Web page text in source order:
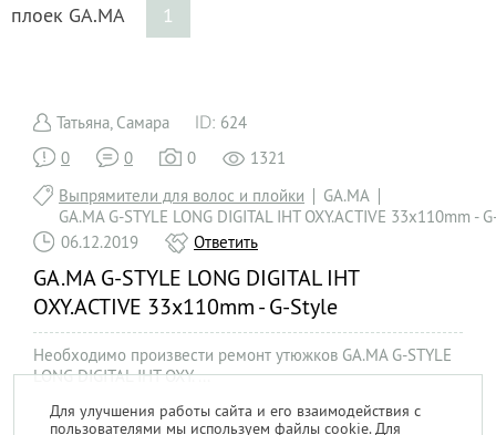
плоек GA.MA
1
Татьяна, Самара
624
0
0 0
1321
Выпрямители для волос и плойки
GA.MA
GA.MA G-STYLE LONG DIGITAL IHT OXY.ACTIVE 33x110mm -
06.12.2019
Ответить
GA.MA G-STYLE LONG DIGITAL IHT
OXY.ACTIVE 33x110mm - G-Style
Необходимо произвести ремонт утюжков GA.MA G-STYLE
LONG DIGITAL IHT OXY. ...
Для улучшения работы сайта и его взаимодействия с
пользователями мы используем файлы cookie. Для